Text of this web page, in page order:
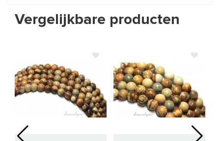
Vergelijkbare producten